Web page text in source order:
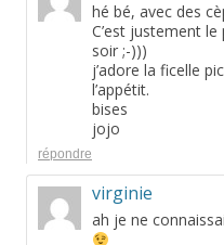
hé bé, avec des
C’est justement le
soir ;-)))
j’adore la ficelle
l’appétit.
bises
jojo
répondre
virginie
ah je ne